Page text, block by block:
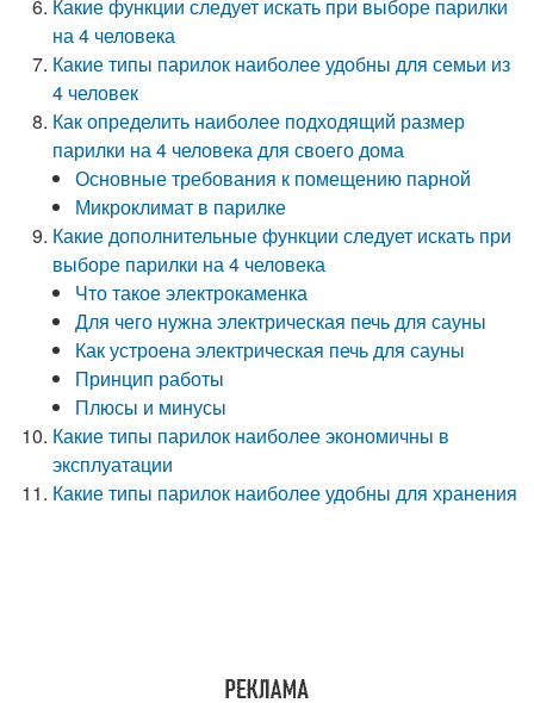
Какие функции следует искать при выборе парилки
на 4 человека
Какие типы парилок наиболее удобны для семьи из
4 человек
Как определить наиболее подходящий размер
парилки на 4 человека для своего дома
Основные требования к помещению парной
Микроклимат в парилке
Какие дополнительные функции следует искать при
выборе парилки на 4 человека
Что такое электрокаменка
Для чего нужна электрическая печь для сауны
Как устроена электрическая печь для сауны
Принцип работы
Плюсы и минусы
Какие типы парилок наиболее экономичны в
эксплуатации
Какие типы парилок наиболее удобны для хранения